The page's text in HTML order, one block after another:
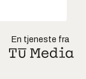
En tjeneste fra